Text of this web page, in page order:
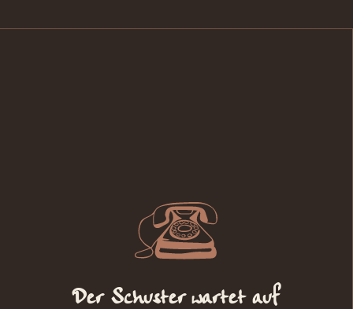
Der Schuster wartet auf